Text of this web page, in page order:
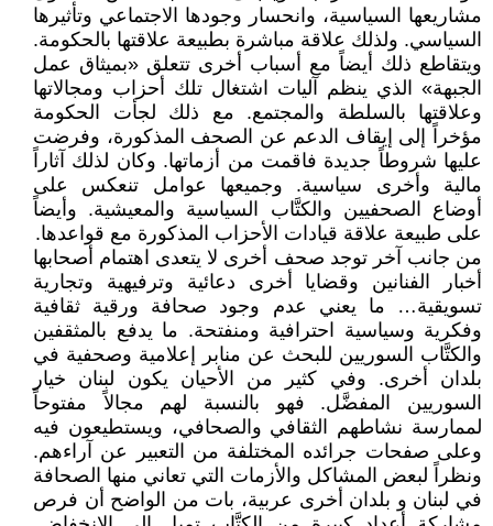
مشاريعها السياسية، وانحسار وجودها الاجتماعي وتأثيرها
السياسي. ولذلك علاقة مباشرة بطبيعة علاقتها بالحكومة.
ويتقاطع ذلك أيضاً مع أسباب أخرى تتعلق «بميثاق عمل
الجبهة» الذي ينظم آليات اشتغال تلك أحزاب ومجالاتها
وعلاقتها بالسلطة والمجتمع. مع ذلك لجأت الحكومة
مؤخراً إلى إيقاف الدعم عن الصحف المذكورة، وفرضت
عليها شروطاً جديدة فاقمت من أزماتها. وكان لذلك آثاراً
مالية وأخرى سياسية. وجميعها عوامل تنعكس على
أوضاع الصحفيين والكتَّاب السياسية والمعيشية. وأيضاً
على طبيعة علاقة قيادات الأحزاب المذكورة مع قواعدها.
من جانب آخر توجد صحف أخرى لا يتعدى اهتمام أصحابها
أخبار الفنانين وقضايا أخرى دعائية وترفيهية وتجارية
تسويقية… ما يعني عدم وجود صحافة ورقية ثقافية
وفكرية وسياسية احترافية ومنفتحة. ما يدفع بالمثقفين
والكتَّاب السوريين للبحث عن منابر إعلامية وصحفية في
بلدان أخرى. وفي كثير من الأحيان يكون لبنان خيار
السوريين المفضَّل. فهو بالنسبة لهم مجالاً مفتوحاً
لممارسة نشاطهم الثقافي والصحافي، ويستطيعون فيه
وعلى صفحات جرائده المختلفة من التعبير عن آراءهم.
ونظراً لبعض المشاكل والأزمات التي تعاني منها الصحافة
في لبنان و بلدان أخرى عربية، بات من الواضح أن فرص